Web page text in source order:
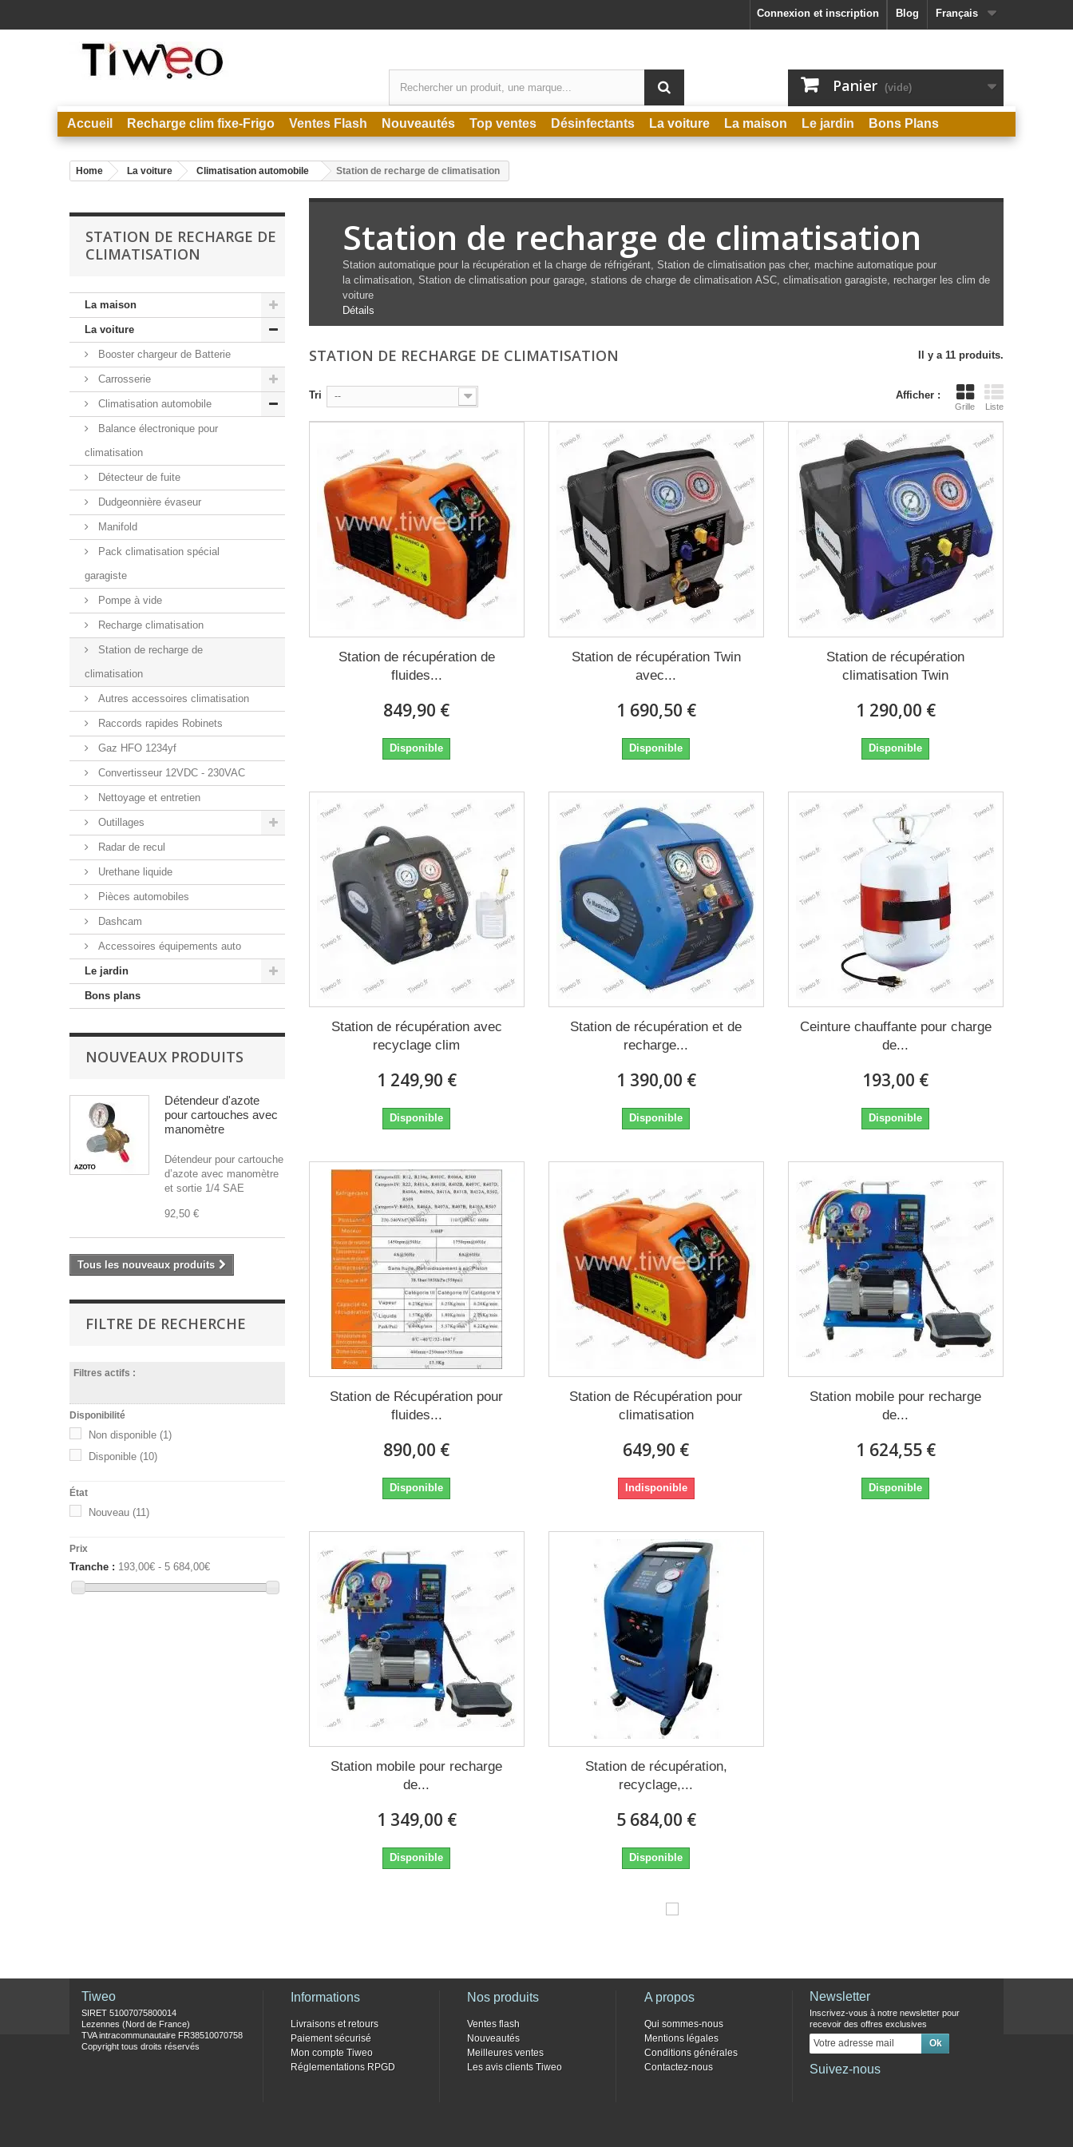
Français
Blog
Connexion et inscription
Panier (vide)
Accueil Recharge clim fixe-Frigo Ventes Flash Nouveautés Top ventes Désinfectants La voiture La maison Le jardin Bons Plans
Home La voiture Climatisation automobile Station de recharge de climatisation
STATION DE RECHARGE DE
CLIMATISATION
La maison
La voiture
Booster chargeur de Batterie
Carrosserie
Climatisation automobile
Balance électronique pour
climatisation
Détecteur de fuite
Dudgeonnière évaseur
Manifold
Pack climatisation spécial
garagiste
Pompe à vide
Recharge climatisation
Station de recharge de
climatisation
Autres accessoires climatisation
Raccords rapides Robinets
Gaz HFO 1234yf
Convertisseur 12VDC - 230VAC
Nettoyage et entretien
Outillages
Radar de recul
Urethane liquide
Pièces automobiles
Dashcam
Accessoires équipements auto
Le jardin
Bons plans
NOUVEAUX PRODUITS
Détendeur d'azote
pour cartouches avec
manomètre
Détendeur pour cartouche
d’azote avec manomètre
et sortie 1/4 SAE
92,50 €
Tous les nouveaux produits
FILTRE DE RECHERCHE
Filtres actifs :
Disponibilité
Non disponible (1)
Disponible (10)
État
Nouveau (11)
Prix
Tranche : 193,00€ - 5 684,00€
Station de recharge de climatisation
Station automatique pour la récupération et la charge de réfrigérant, Station de climatisation pas cher, machine automatique pour
la climatisation, Station de climatisation pour garage, stations de charge de climatisation ASC, climatisation garagiste, recharger les clim de
voiture
Détails
STATION DE RECHARGE DE CLIMATISATION Il y a 11 produits.
Afficher :
Grille Liste
Tri --
Station de récupération de
fluides...
849,90 €
Disponible
Station de récupération Twin
avec...
1 690,50 €
Disponible
Station de récupération
climatisation Twin
1 290,00 €
Disponible
Station de récupération avec
recyclage clim
1 249,90 €
Disponible
Station de récupération et de
recharge...
1 390,00 €
Disponible
Ceinture chauffante pour charge
de...
193,00 €
Disponible
Station de Récupération pour
fluides...
890,00 €
Disponible
Station de Récupération pour
climatisation
649,90 €
Indisponible
Station mobile pour recharge
de...
1 624,55 €
Disponible
Station mobile pour recharge
de...
1 349,00 €
Disponible
Station de récupération,
recyclage,...
5 684,00 €
Disponible
Tiweo
SIRET 51007075800014
Lezennes (Nord de France)
TVA intracommunautaire FR38510070758
Copyright tous droits réservés
Informations
Livraisons et retours
Paiement sécurisé
Mon compte Tiweo
Réglementations RPGD
Nos produits
Ventes flash
Nouveautés
Meilleures ventes
Les avis clients Tiweo
A propos
Qui sommes-nous
Mentions légales
Conditions générales
Contactez-nous
Newsletter
Inscrivez-vous à notre newsletter pour
recevoir des offres exclusives
Suivez-nous